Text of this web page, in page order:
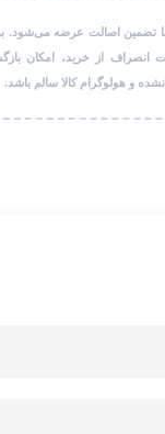
تضمین اصالت عرضه می‌شود.
انصراف از خرید، امکان
و هولوگرام کالا سالم باشد.